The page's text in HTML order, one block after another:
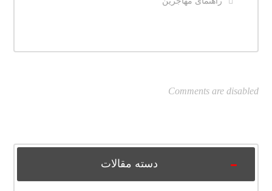
Comments are disabled
دسته مقالات